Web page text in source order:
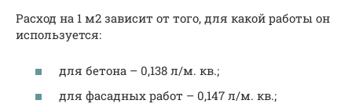
Расход на 1 м2 зависит от того, для какой работы он
используется:
для бетона – 0,138 л/м. кв.;
для фасадных работ – 0,147 л/м. кв.;